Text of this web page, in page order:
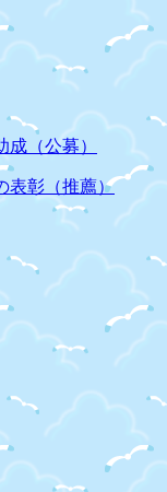
（公募）
表彰（推薦）